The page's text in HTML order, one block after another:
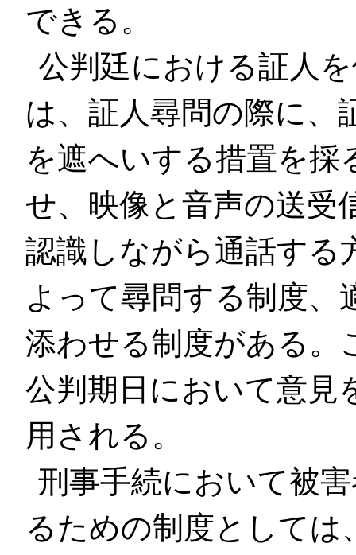
できる。
公判廷における証人
は、証人尋問の際に、
を遮へいする措置を採
せ、映像と音声の送受
認識しながら通話する
よって尋問する制度、
添わせる制度がある。
公判期日において意見
用される。
刑事手続において被
るための制度としては